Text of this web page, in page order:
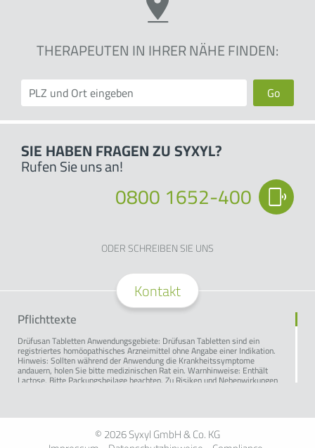
THERAPEUTEN IN IHRER NÄHE FINDEN:
Go
SIE HABEN FRAGEN ZU SYXYL?
Rufen Sie uns an!
0800 1652-400
ODER SCHREIBEN SIE UNS
Kontakt
Pflichttexte
Drüfusan Tabletten Anwendungsgebiete: Drüfusan Tabletten sind ein
registriertes homöopathisches Arzneimittel ohne Angabe einer Indikation.
Hinweis: Sollten während der Anwendung die Krankheitssymptome
andauern, holen Sie bitte medizinischen Rat ein. Warnhinweise: Enthält
Lactose. Bitte Packungsbeilage beachten. Zu Risiken und Nebenwirkungen
Ginkgo Syxyl Tabletten Wirkstoff: Ginkgo biloba e foliis sicc. Trit. D4
Anwendungsgebiete: Registriertes homöopathisches Arzneimittel, daher
ohne Angabe einer therapeutischen Indikation. Hinweis: Sollten während
© 2026Syxyl GmbH & Co. KG